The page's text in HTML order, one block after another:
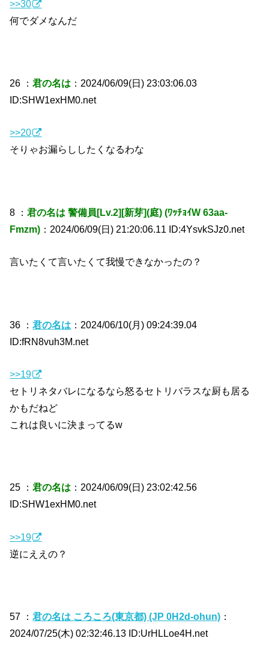
>>30
何でダメなんだ
26 ：君の名は ：2024/06/09(日) 23:03:06.03
ID:SHW1exHM0.net
>>20
そりゃお漏らししたくなるわな
8 ：君の名は 警備員[Lv.2][新芽](庭) (ﾜｯﾁｮｲW 63aa-
Fmzm) ：2024/06/09(日) 21:20:06.11 ID:4YsvkSJz0.net
言いたくて言いたくて我慢できなかったの？
36 ：君の名は ：2024/06/10(月) 09:24:39.04
ID:fRN8vuh3M.net
>>19
セトリネタバレになるなら怒るセトリバラスな厨も居る
かもだねど
これは良いに決まってるw
25 ：君の名は ：2024/06/09(日) 23:02:42.56
ID:SHW1exHM0.net
>>19
逆にええの？
57 ：君の名は ころころ(東京都) (JP 0H2d-ohun) ：
2024/07/25(木) 02:32:46.13 ID:UrHLLoe4H.net